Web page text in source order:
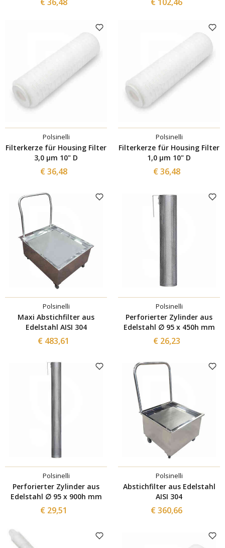
Polsinelli
Filterkerze für Housing Filter
3,0 µm 10" D
€ 36,48
Polsinelli
Filterkerze für Housing Filter
1,0 µm 10" D
€ 36,48
Polsinelli
Maxi Abstichfilter aus
Edelstahl AISI 304
€ 483,61
Polsinelli
Perforierter Zylinder aus
Edelstahl ∅ 95 x 450h mm
€ 26,23
Polsinelli
Perforierter Zylinder aus
Edelstahl ∅ 95 x 900h mm
€ 29,51
Polsinelli
Abstichfilter aus Edelstahl
AISI 304
€ 360,66